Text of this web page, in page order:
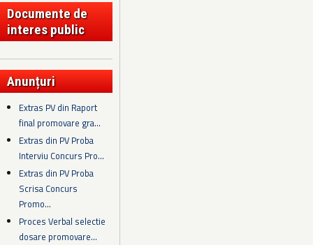
Documente de
interes public
Anunțuri
Extras PV din Raport
final promovare gra...
Extras din PV Proba
Interviu Concurs Pro...
Extras din PV Proba
Scrisa Concurs
Promo...
Proces Verbal selectie
dosare promovare...